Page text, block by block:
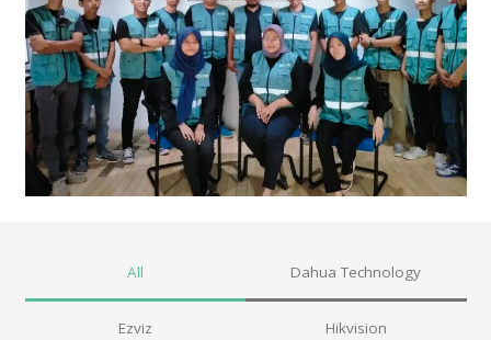
All Dahua Technology
Ezviz Hikvision